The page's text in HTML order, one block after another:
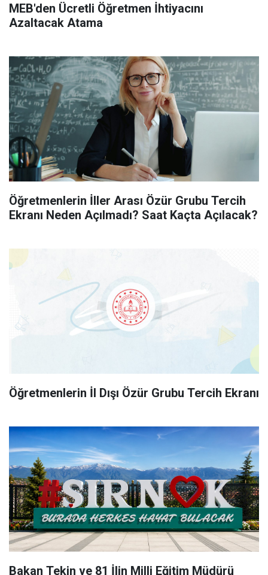
MEB'den Ücretli Öğretmen İhtiyacını
Azaltacak Atama
Öğretmenlerin İller Arası Özür Grubu Tercih
Ekranı Neden Açılmadı? Saat Kaçta Açılacak?
Öğretmenlerin İl Dışı Özür Grubu Tercih Ekranı
Bakan Tekin ve 81 İlin Milli Eğitim Müdürü